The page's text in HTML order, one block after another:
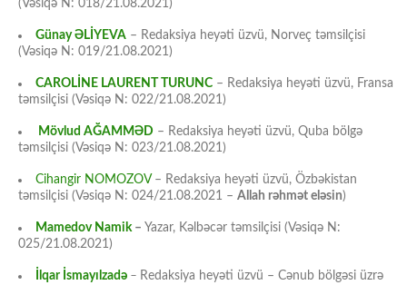
(Vəsiqə N: 018/21.08.2021)
Günay ƏLİYEVA – Redaksiya heyəti üzvü, Norveç təmsilçisi
(Vəsiqə N: 019/21.08.2021)
CAROLİNE LAURENT TURUNC – Redaksiya heyəti üzvü, Fransa
təmsilçisi (Vəsiqə N: 022/21.08.2021)
Mövlud AĞAMMƏD – Redaksiya heyəti üzvü, Quba bölgə
təmsilçisi (Vəsiqə N: 023/21.08.2021)
Cihangir NOMOZOV– Redaksiya heyəti üzvü, Özbəkistan
təmsilçisi (Vəsiqə N: 024/21.08.2021 – Allah rəhmət eləsin)
Mamedov Namik– Yazar, Kəlbəcər təmsilçisi (Vəsiqə N:
025/21.08.2021)
İlqar İsmayılzadə – Redaksiya heyəti üzvü – Cənub bölgəsi üzrə